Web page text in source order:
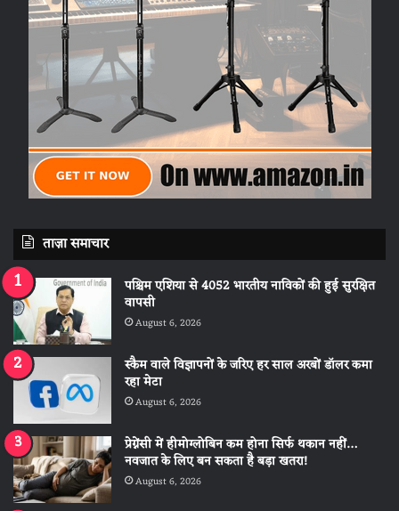
ताज़ा समाचार
पश्चिम एशिया से 4052 भारतीय नाविकों की हुई सुरक्षित
वापसी
August 6, 2026
स्कैम वाले विज्ञापनों के जरिए हर साल अरबों डॉलर कमा
रहा मेटा
August 6, 2026
प्रेग्नेंसी में हीमोग्लोबिन कम होना सिर्फ थकान नहीं…
नवजात के लिए बन सकता है बड़ा खतरा!
August 6, 2026